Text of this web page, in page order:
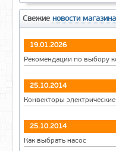
Свежие новости магазина
19.01.2026
Рекомендации по выбору
25.10.2014
Конвекторы электрические
25.10.2014
Как выбрать насос